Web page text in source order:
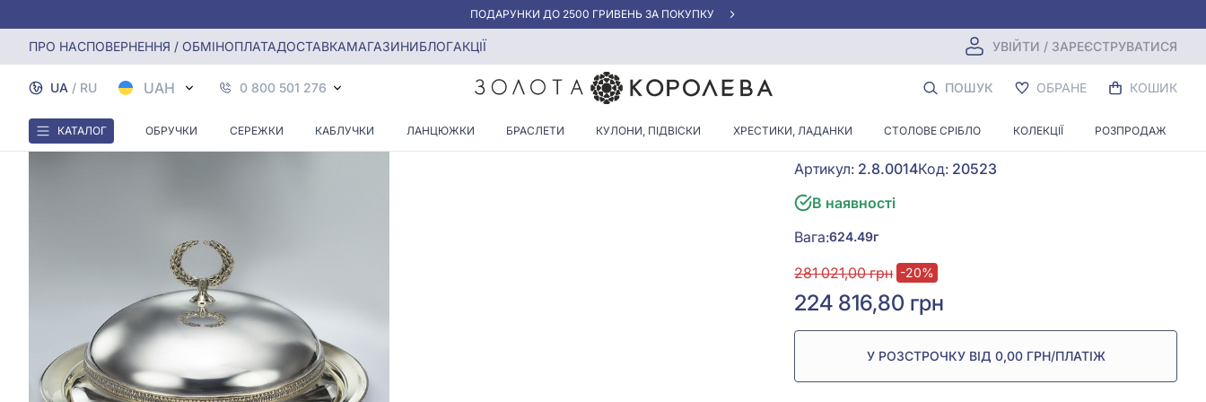
АКЦІЯ ДЛЯ КЛІЄНТІВ "НОВА ПОШТА"
ПРО НАСПОВЕРНЕННЯ / ОБМІНОПЛАТАДОСТАВКАМАГАЗИНИБЛОГАКЦІЇ УВІЙТИ / ЗАРЕЄСТРУВАТИСЯ
UA / RU UAH 0 800 501 276 ПОШУК ОБРАНЕ КОШИК
КАТАЛОГ ОБРУЧКИ СЕРЕЖКИ КАБЛУЧКИ ЛАНЦЮЖКИ БРАСЛЕТИ КУЛОНИ, ПІДВІСКИ ХРЕСТИКИ, ЛАДАНКИ СТОЛОВЕ СРІБЛО КОЛЕКЦІЇ РОЗПРОДАЖ
Головна Масельничка зі срібла 925° , арт. 2.8.0014
Масельничка зі срібла 925° , арт.
Залишити перший відгук
Артикул: 2.8.0014Код: 20523
В наявності
Вага:624.49г
281 021,00 грн -20%
224 816,80 грн
У РОЗСТРОЧКУ ВІД 0,00 ГРН/ПЛАТІЖ